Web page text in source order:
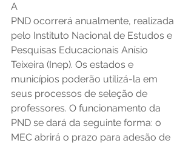
A
PND ocorrerá anualmente, realizada
pelo Instituto Nacional de Estudos e
Pesquisas Educacionais Anísio
Teixeira (Inep). Os estados e
municípios poderão utilizá-la em
seus processos de seleção de
professores. O funcionamento da
PND se dará da seguinte forma: o
MEC abrirá o prazo para adesão de